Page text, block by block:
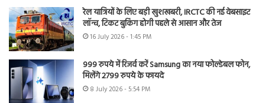
रेल यात्रियों के लिए बड़ी खुशखबरी, IRCTC की नई वेबसाइट
लॉन्च, टिकट बुकिंग होगी पहले से आसान और तेज
16 July 2026 - 1:45 PM
999 रुपये में रिजर्व करें Samsung का नया फोल्डेबल फोन,
मिलेंगे 2799 रुपये के फायदे
8 July 2026 - 5:54 PM